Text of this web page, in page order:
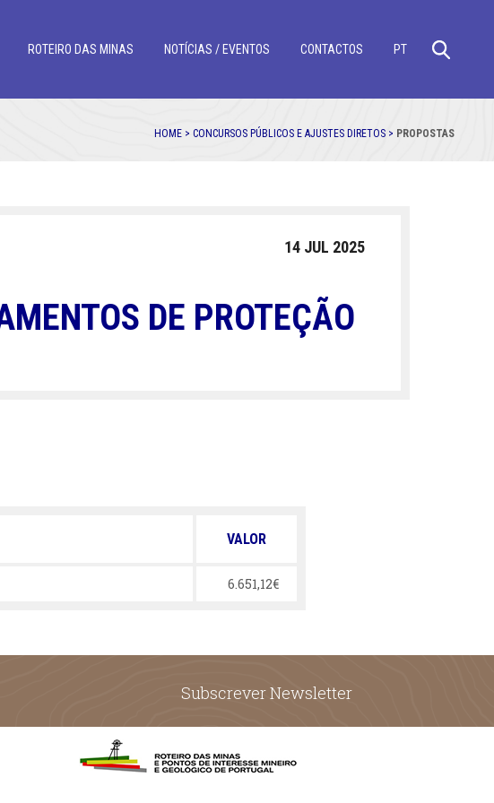
ROTEIRO DAS MINAS NOTÍCIAS / EVENTOS CONTACTOS PT
HOME > CONCURSOS PÚBLICOS E AJUSTES DIRETOS > PROPOSTAS
14 JUL 2025
DE PROTEÇÃO
VALOR
6.651,12€
Subscrever Newsletter